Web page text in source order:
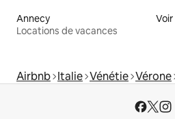
Annecy
Locations de vacances
Airbnb Italie Vénétie Vérone